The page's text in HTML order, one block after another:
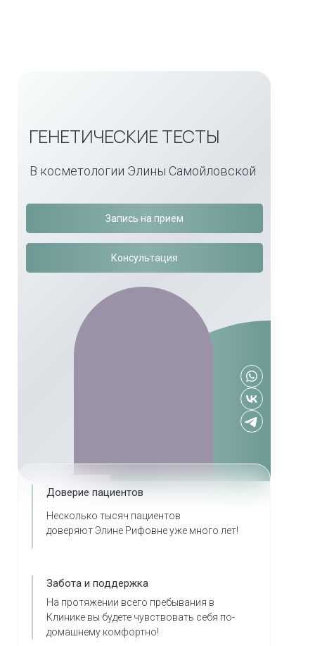
Консультация
Запись на прием
В косметологии Элины Самойловской
ГЕНЕТИЧЕСКИЕ ТЕСТЫ
На протяжении всего пребывания в
Клинике вы будете чувствовать себя по-
домашнему комфортно!
Забота и поддержка
Несколько тысяч пациентов
доверяют Элине Рифовне уже много лет!
Доверие пациентов